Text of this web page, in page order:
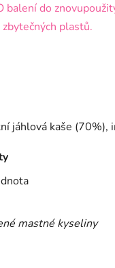
balení do
zbytečných plastů.
jáhlová kaše (70%),
mastné kyseliny